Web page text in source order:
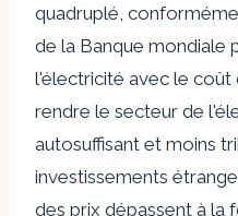
quadruplé,
de la Banque mondiale
l'électricité avec le
rendre le secteur de
autosuffisant et moins
investissements
des prix dépassent à la